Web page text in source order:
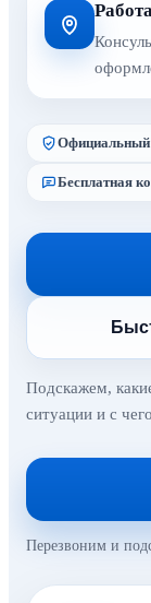
Официальный
Бесплатная
Подскажем,
ситуации и с
Перезвоним и